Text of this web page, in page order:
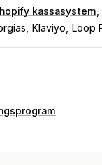
kassasystem
Klaviyo Loop